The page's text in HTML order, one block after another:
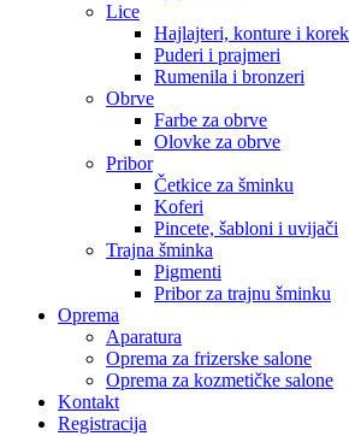
Lice
Hajlajteri, konture i
Puderi i prajmeri
Rumenila i bronzeri
Obrve
Farbe za obrve
Olovke za obrve
Pribor
Četkice za šminku
Koferi
Pincete, šabloni i uvijači
Trajna šminka
Pigmenti
Pribor za trajnu šminku
Oprema
Aparatura
Oprema za frizerske salone
Oprema za kozmetičke salone
Kontakt
Registracija